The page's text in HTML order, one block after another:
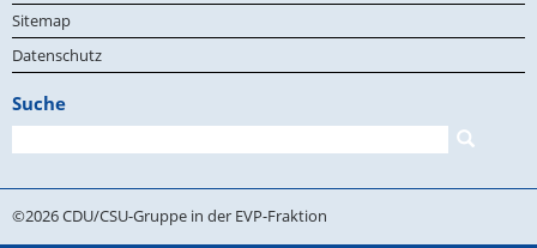
Sitemap
Datenschutz
Suche
©2026 CDU/CSU-Gruppe in der EVP-Fraktion